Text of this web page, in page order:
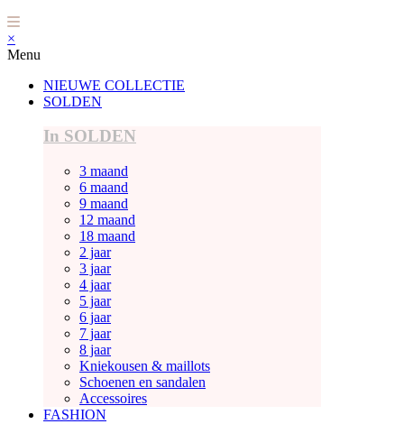
×
Menu
NIEUWE COLLECTIE
SOLDEN
In SOLDEN
3 maand
6 maand
9 maand
12 maand
18 maand
2 jaar
3 jaar
4 jaar
5 jaar
6 jaar
7 jaar
8 jaar
Kniekousen & maillots
Schoenen en sandalen
Accessoires
FASHION